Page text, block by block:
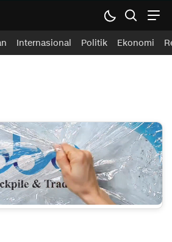
Internasional Politik Ekonomi